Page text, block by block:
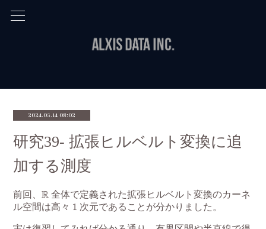
2024.05.14 08:02
研究39- 拡張ヒルベルト変換に追
加する測度